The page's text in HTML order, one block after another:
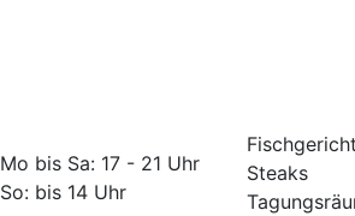
Mo bis Sa: 17 - 21 Uhr
So: bis 14 Uhr
Steaks